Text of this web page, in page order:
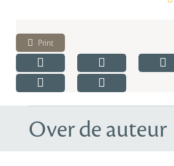
Print
Over de auteur